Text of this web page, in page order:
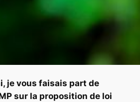
je vous faisais part de
sur la proposition de loi